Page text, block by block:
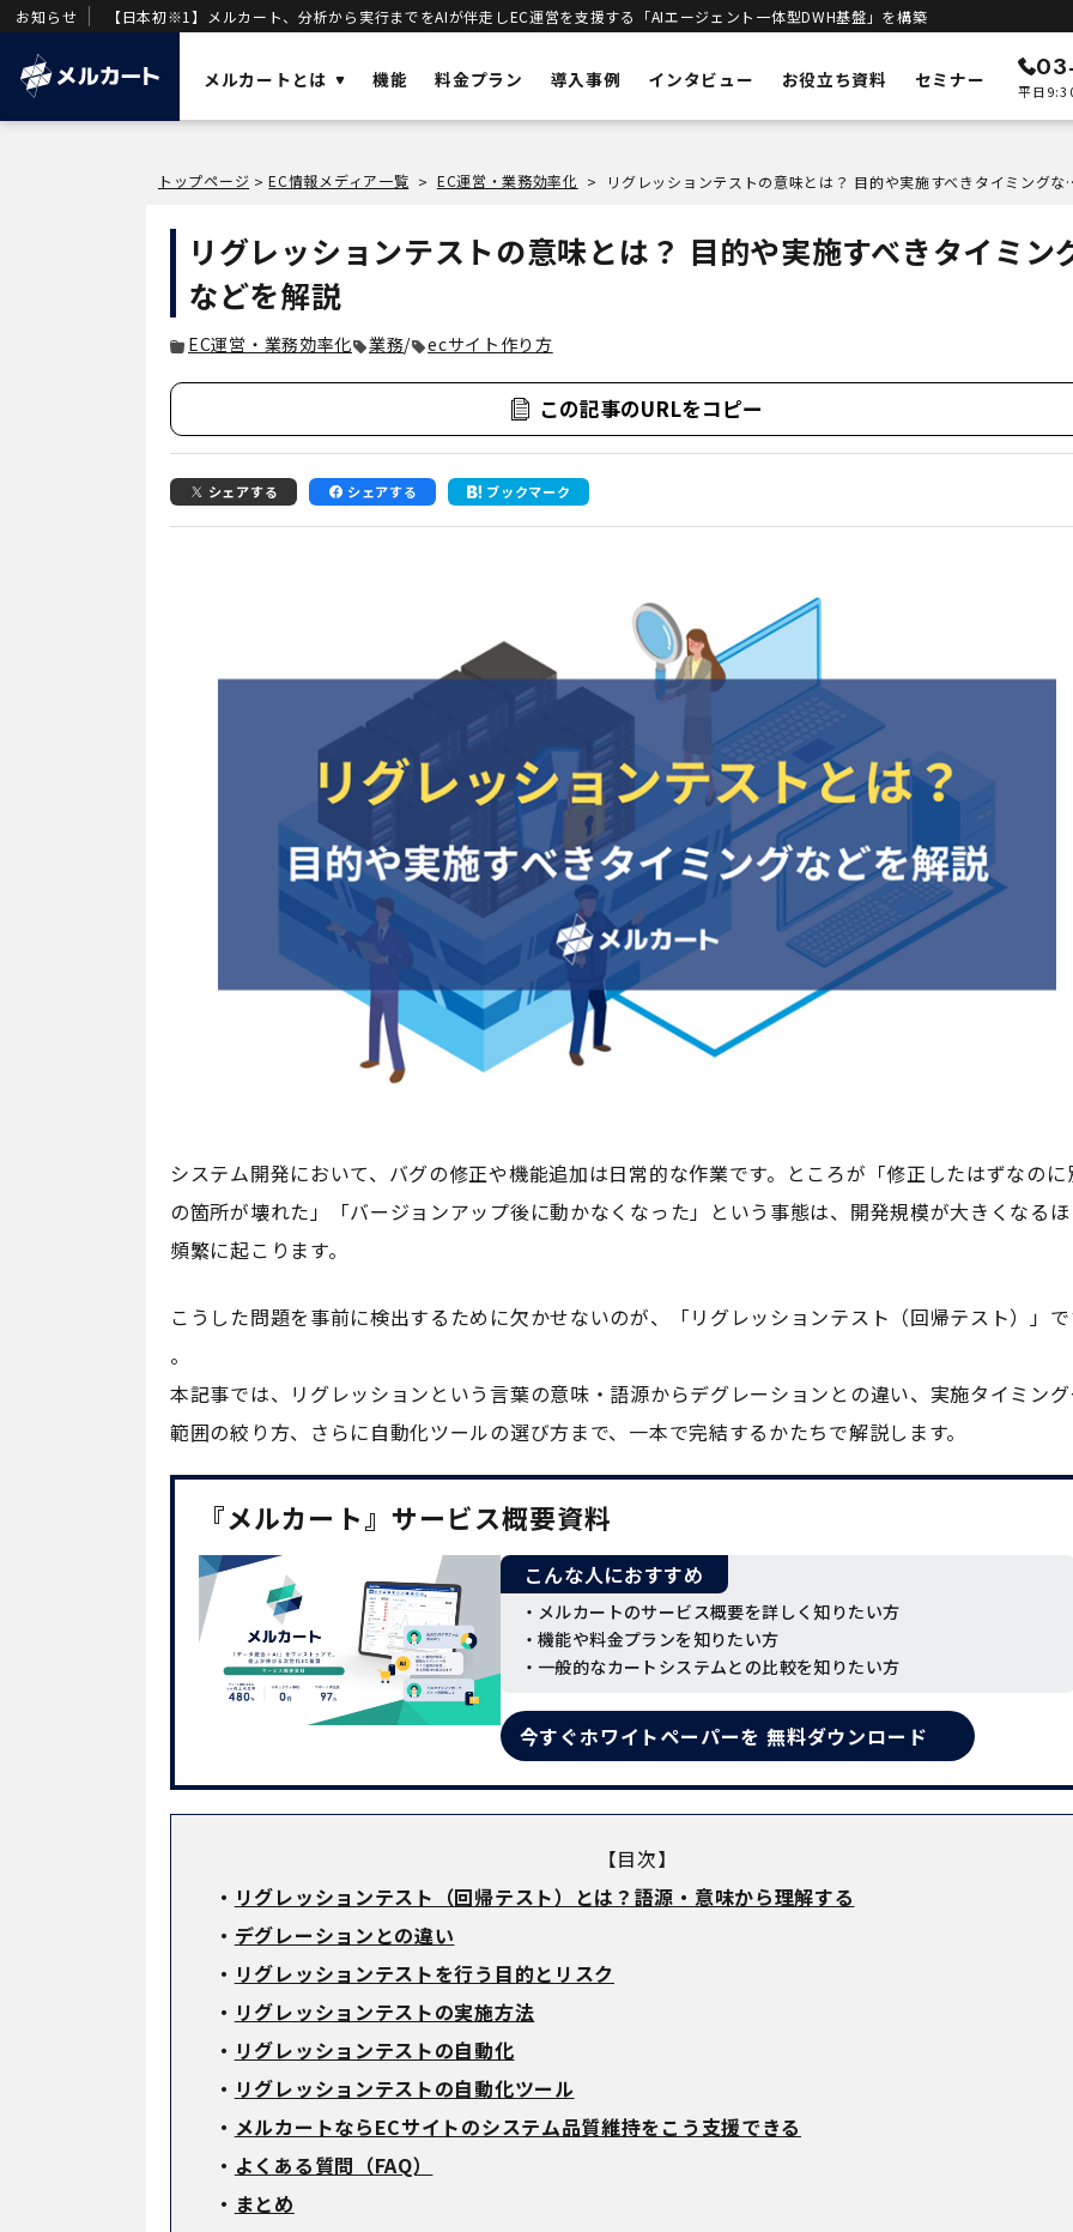
お知らせ 【日本初※1】メルカート、分析から実行までをAIが伴走しEC運営を支援する「AIエージェント一体型DWH基盤」を構築
メルカートとは
メルカートとは？
売上を加速させる「AIエージェント一体型
」を基盤に構築された次世代クラウド
OMO
VOC
AIエージェント一体型DWH
立ち上げサポート
機能 料金プラン 導入事例 インタビュー お役立ち資料 セミナー 平日
トップページ > EC情報メディア一覧 > EC運営・業務効率化 > リグレッションテストの
リグレッションテストの意味とは？ 目的や実施すべきタイミン
などを解説
EC運営・業務効率化 業務/ ecサイト作り方
この記事のURLをコピー
シェアする シェアする ブックマーク
システム開発において、バグの修正や機能追加は日常的な作業です。ところが「修正したはずなのに
の箇所が壊れた」「バージョンアップ後に動かなくなった」という事態は、開発規模が大きくなる
頻繁に起こります。
こうした問題を事前に検出するために欠かせないのが、「リグレッションテスト（回帰テスト）」
。
本記事では、リグレッションという言葉の意味・語源からデグレーションとの違い、実施タイミン
範囲の絞り方、さらに自動化ツールの選び方まで、一本で完結するかたちで解説します。
『メルカート』サービス概要資料
こんな人におすすめ
・メルカートのサービス概要を詳しく知りたい方
・機能や料金プランを知りたい方
・一般的なカートシステムとの比較を知りたい方
今すぐホワイトペーパーを 無料ダウンロード
【目次】
・ リグレッションテスト（回帰テスト）とは？語源・意味から理解する
・ デグレーションとの違い
・ リグレッションテストを行う目的とリスク
・ リグレッションテストの実施方法
・ リグレッションテストの自動化
・ リグレッションテストの自動化ツール
・ メルカートならECサイトのシステム品質維持をこう支援できる
・ よくある質問（FAQ）
・ まとめ